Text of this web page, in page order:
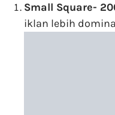
Small Square-
iklan lebih